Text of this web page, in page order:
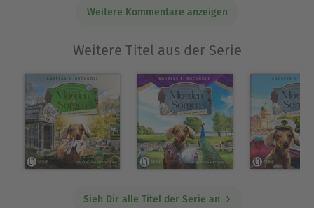
Stuttgart und Hamburg. Mit der neuen Cosy
Crime-Serie »Morden ohne Sorgen« erfüllt er sich
kauzigen Helden Frederik Loebell in den
malerischen Landschaften rund um Potsdam-
Sanssouci ermitteln, natürlich mit Dackel. Dem
kann man auch auf Instagram folgen:
MeinWilhelm.
Ausblenden
Weitere Kommentare anzeigen
Weitere Titel aus der Serie
Sieh Dir alle Titel der Serie an